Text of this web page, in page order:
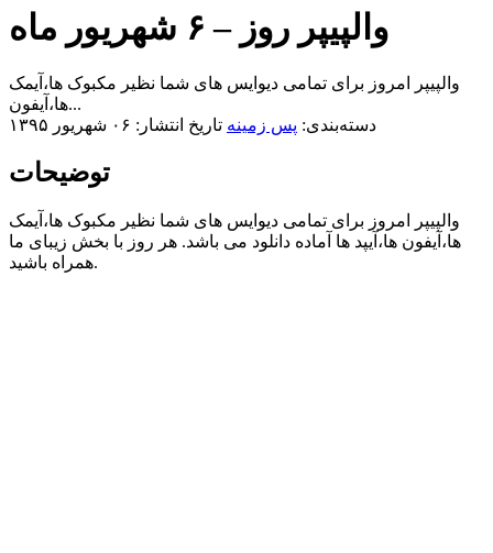
والپیپر روز – ۶ شهریور ماه
والپیپر امروز برای تمامی دیوایس های شما نظیر مکبوک ها،آیمک
ها،آیفون...
دسته‌بندی: پس زمینه تاریخ انتشار: ۰۶ شهریور ۱۳۹۵
توضیحات
والپیپر امروز برای تمامی دیوایس های شما نظیر مکبوک ها،آیمک
ها،آیفون ها،آیپد ها آماده دانلود می باشد. هر روز با بخش زیبای ما
همراه باشید.​